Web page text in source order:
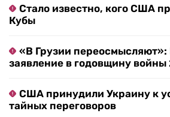
Стало известно, кого США
Кубы
«В Грузии
заявление в годовщину войны
США принудили Украину к
тайных переговоров